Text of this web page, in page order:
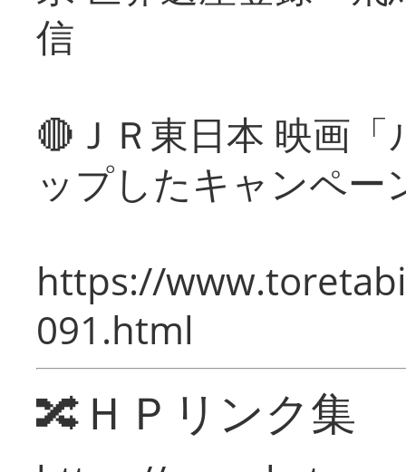
信
🔴ＪＲ東日本 映画
ップしたキャンペー
https://
091.html
🔀ＨＰリンク集